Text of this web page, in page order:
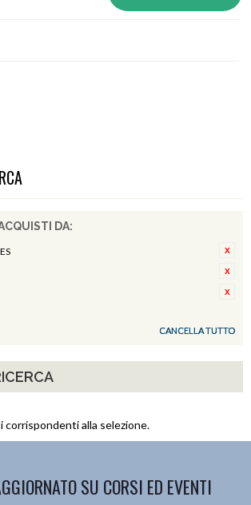
DA:
CANCELLA TUTTO
alla selezione.
SU CORSI ED EVENTI